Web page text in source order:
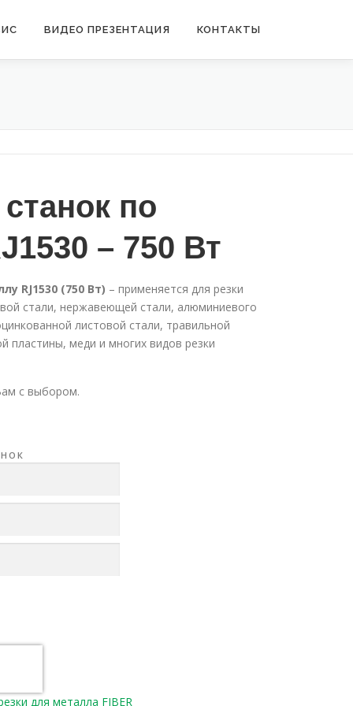
ВИДЕО ПРЕЗЕНТАЦИЯ КОНТАКТЫ
по
– 750 Вт
RJ1530 (750 Вт) – применяется для резки
стали, нержавеющей стали, алюминиевого
листовой стали, травильной
пластины, меди и многих видов резки
с выбором.
для металла FIBER